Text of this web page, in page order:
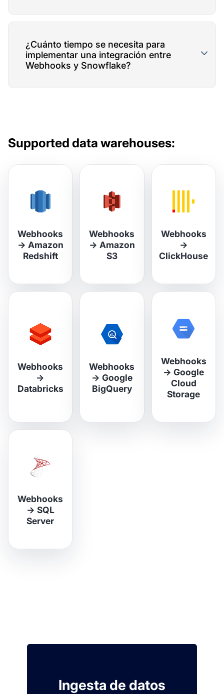
¿Cuánto tiempo se necesita para
implementar una integración entre
Webhooks y Snowflake?
Supported data warehouses:
Webhooks
→ Amazon
Redshift
Webhooks
→ Amazon
S3
Webhooks
→
ClickHouse
Webhooks
→
Databricks
Webhooks
→ Google
BigQuery
Webhooks
→Google
Cloud
Storage
Webhooks
→ SQL
Server
Ingesta de datos